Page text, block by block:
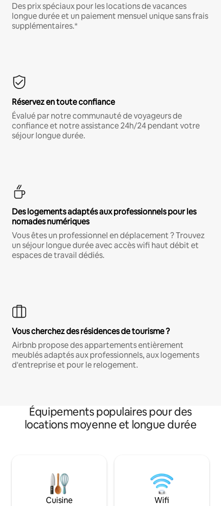
Des prix spéciaux pour les locations de vacances
longue durée et un paiement mensuel unique sans frais
supplémentaires.*
Réservez en toute confiance
Évalué par notre communauté de voyageurs de
confiance et notre assistance 24h/24 pendant votre
séjour longue durée.
Des logements adaptés aux professionnels pour les
nomades numériques
Vous êtes un professionnel en déplacement ? Trouvez
un séjour longue durée avec accès wifi haut débit et
espaces de travail dédiés.
Vous cherchez des résidences de tourisme ?
Airbnb propose des appartements entièrement
meublés adaptés aux professionnels, aux logements
d'entreprise et pour le relogement.
Équipements populaires pour des
locations moyenne et longue durée
Cuisine Wifi